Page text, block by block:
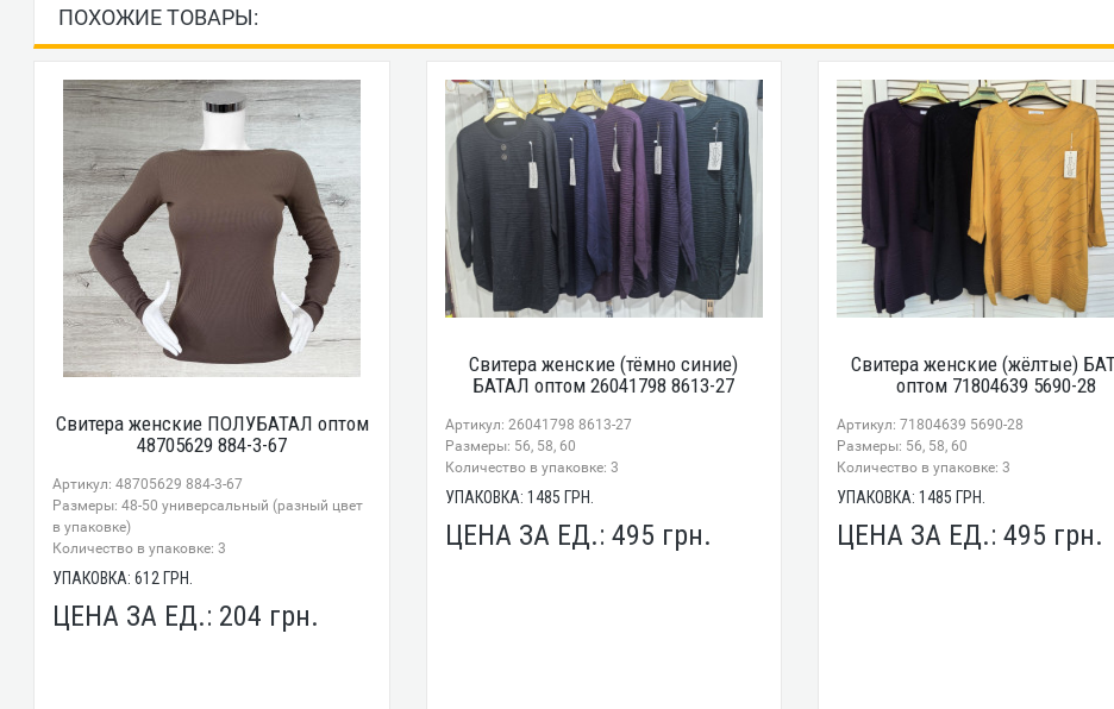
ПОХОЖИЕ ТОВАРЫ:
Свитера женские ПОЛУБАТАЛ оптом
48705629 884-3-67
Артикул: 48705629 884-3-67
Размеры: 48-50 универсальный (разный цвет
в упаковке)
Количество в упаковке: 3
УПАКОВКА:612 ГРН.
ЦЕНА ЗА ЕД.: 204 грн.
Свитера женские (тёмно синие)
БАТАЛ оптом 26041798 8613-27
Артикул: 26041798 8613-27
Размеры: 56, 58, 60
Количество в упаковке: 3
УПАКОВКА: 1485 ГРН.
ЦЕНА ЗА ЕД.: 495 грн.
Свитера женские (жёлтые)
оптом 71804639 5690-28
Артикул: 71804639 5690-28
Размеры: 56, 58, 60
Количество в упаковке: 3
УПАКОВКА: 1485 ГРН.
ЦЕНА ЗА ЕД.: 495 грн.